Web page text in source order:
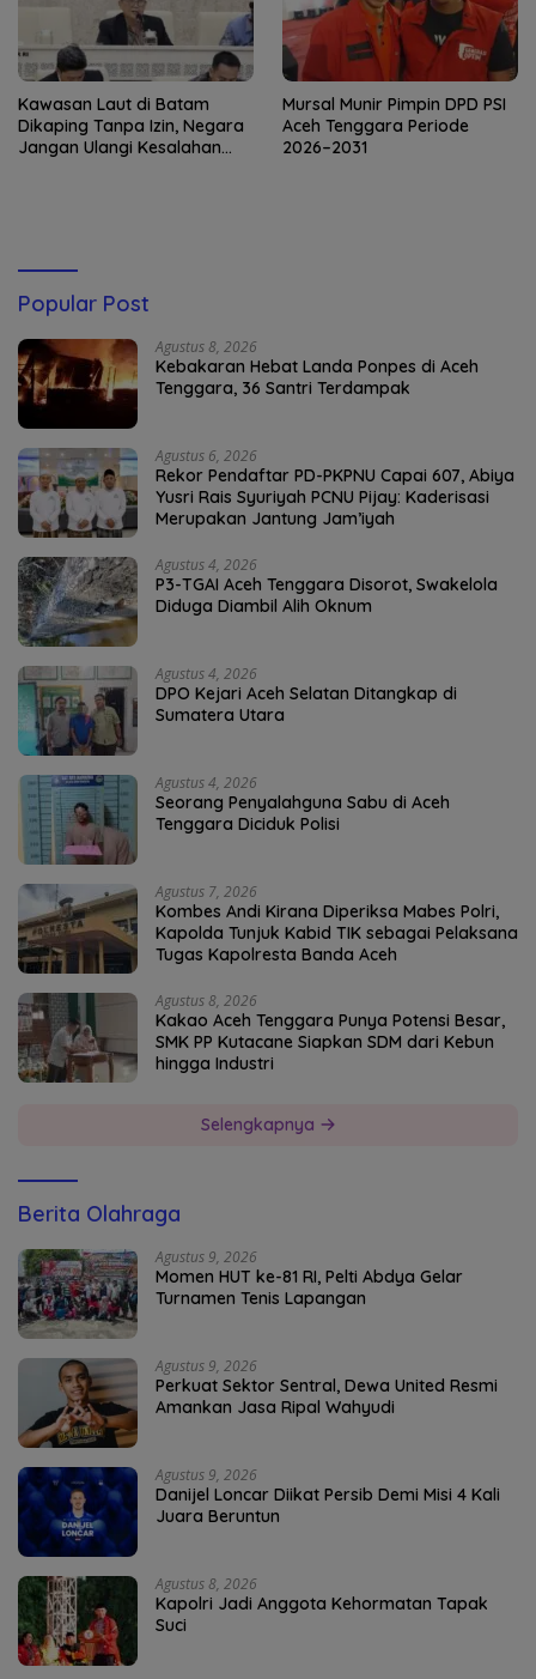
Kawasan Laut di Batam
Dikaping Tanpa Izin, Negara
Jangan Ulangi Kesalahan
Mursal Munir Pimpin DPD PSI
Aceh Tenggara Periode
2026–2031
Popular Post
Agustus 8, 2026
Kebakaran Hebat Landa Ponpes di Aceh
Tenggara, 36 Santri Terdampak
Agustus 6, 2026
Rekor Pendaftar PD-PKPNU Capai 607, Abiya
Yusri Rais Syuriyah PCNU Pijay: Kaderisasi
Merupakan Jantung Jam’iyah
Agustus 4, 2026
P3-TGAI Aceh Tenggara Disorot, Swakelola
Diduga Diambil Alih Oknum
Agustus 4, 2026
DPO Kejari Aceh Selatan Ditangkap di
Sumatera Utara
Agustus 4, 2026
Seorang Penyalahguna Sabu di Aceh
Tenggara Diciduk Polisi
Agustus 7, 2026
Kombes Andi Kirana Diperiksa Mabes Polri,
Kapolda Tunjuk Kabid TIK sebagai Pelaksana
Tugas Kapolresta Banda Aceh
Agustus 8, 2026
Kakao Aceh Tenggara Punya Potensi Besar,
SMK PP Kutacane Siapkan SDM dari Kebun
hingga Industri
Selengkapnya
Berita Olahraga
Agustus 9, 2026
Momen HUT ke-81 RI, Pelti Abdya Gelar
Turnamen Tenis Lapangan
Agustus 9, 2026
Perkuat Sektor Sentral, Dewa United Resmi
Amankan Jasa Ripal Wahyudi
Agustus 9, 2026
Danijel Loncar Diikat Persib Demi Misi 4 Kali
Juara Beruntun
Agustus 8, 2026
Kapolri Jadi Anggota Kehormatan Tapak
Suci